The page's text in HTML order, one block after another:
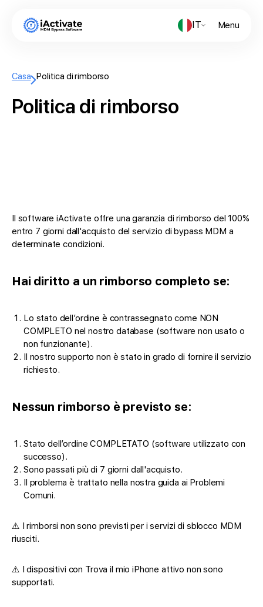
IT Menu
Casa Politica di rimborso
Politica di rimborso
Il software iActivate offre una garanzia di rimborso del 100%
entro 7 giorni dall'acquisto del servizio di bypass MDM a
determinate condizioni.
Hai diritto a un rimborso completo se:
Lo stato dell’ordine è contrassegnato come NON
COMPLETO nel nostro database (software non usato o
non funzionante).
Il nostro supporto non è stato in grado di fornire il servizio
richiesto.
Nessun rimborso è previsto se:
Stato dell’ordine COMPLETATO (software utilizzato con
successo).
Sono passati più di 7 giorni dall'acquisto.
Il problema è trattato nella nostra guida ai Problemi
Comuni.
⚠️ I rimborsi non sono previsti per i servizi di sblocco MDM
riusciti.
⚠️ I dispositivi con Trova il mio iPhone attivo non sono
supportati.